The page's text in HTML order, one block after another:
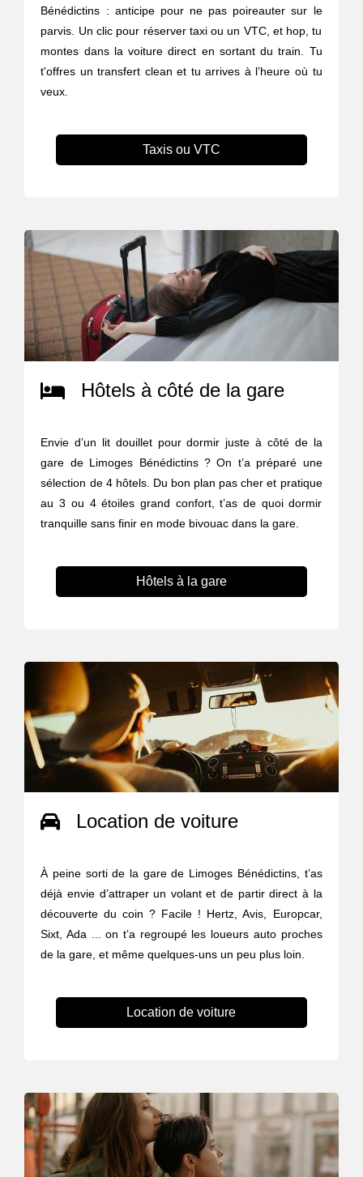
Bénédictins : anticipe pour ne pas poireauter sur le
parvis. Un clic pour réserver taxi ou un VTC, et hop, tu
montes dans la voiture direct en sortant du train. Tu
t'offres un transfert clean et tu arrives à l’heure où tu
veux.
Taxis ou VTC
Hôtels à côté de la gare
Envie d’un lit douillet pour dormir juste à côté de la
gare de Limoges Bénédictins ? On t’a préparé une
sélection de 4 hôtels. Du bon plan pas cher et pratique
au 3 ou 4 étoiles grand confort, t’as de quoi dormir
tranquille sans finir en mode bivouac dans la gare.
Hôtels à la gare
Location de voiture
À peine sorti de la gare de Limoges Bénédictins, t’as
déjà envie d’attraper un volant et de partir direct à la
découverte du coin ? Facile ! Hertz, Avis, Europcar,
Sixt, Ada ... on t’a regroupé les loueurs auto proches
de la gare, et même quelques-uns un peu plus loin.
Location de voiture